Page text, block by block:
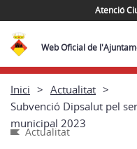
Atenció
Web Oficial de
Inici
Actualitat
Subvenció Dipsalut pel
municipal 2023
Actualitat